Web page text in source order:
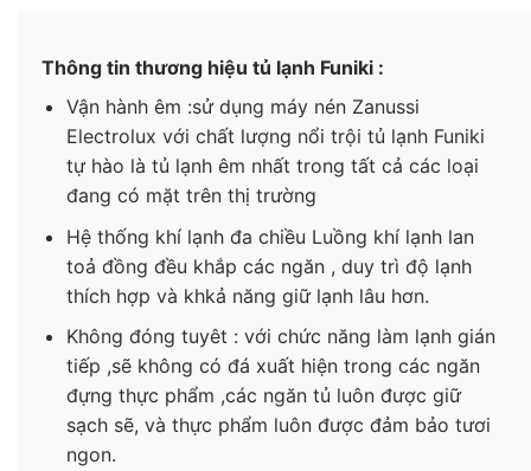
Thông tin thương hiệu tủ lạnh Funiki :
Vận hành êm :sử dụng máy nén Zanussi
Electrolux với chất lượng nổi trội tủ lạnh Funiki
tự hào là tủ lạnh êm nhất trong tất cả các loại
đang có mặt trên thị trường
Hệ thống khí lạnh đa chiều Luồng khí lạnh lan
toả đồng đều khắp các ngăn , duy trì độ lạnh
thích hợp và khkả năng giữ lạnh lâu hơn.
Không đóng tuyêt : với chức năng làm lạnh gián
tiếp ,sẽ không có đá xuất hiện trong các ngăn
đựng thực phẩm ,các ngăn tủ luôn được giữ
sạch sẽ, và thực phẩm luôn được đảm bảo tươi
ngon.